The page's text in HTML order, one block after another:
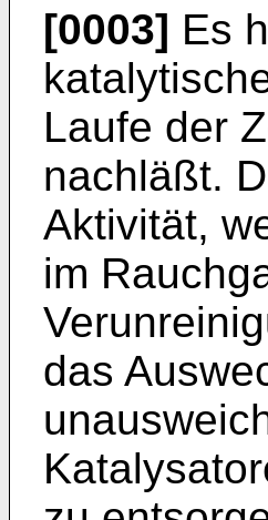
[0003] Es
Laufe der
nachläßt.
Aktivität,
im
das